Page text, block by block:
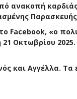
ανακοπή
Facebook, «ο
Οκτωβρίου
και Αγγέλλα. Τα